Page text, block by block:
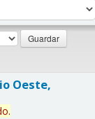
Oeste,
.